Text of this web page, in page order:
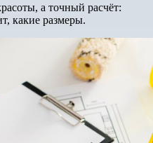
а точный расчёт:
какие размеры.